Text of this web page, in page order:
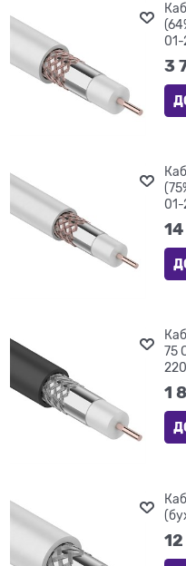
01-
3
75
1